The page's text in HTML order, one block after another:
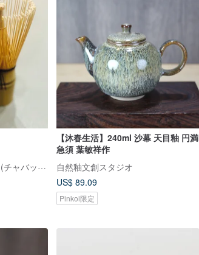
CHABAKKA TEA PARKS (チャバッカ ティーパークス)
【沐春生活】240ml 沙幕 天目釉 円満
急須 葉敏祥作
自然釉文創スタジオ
US$ 89.09
Pinkoi限定